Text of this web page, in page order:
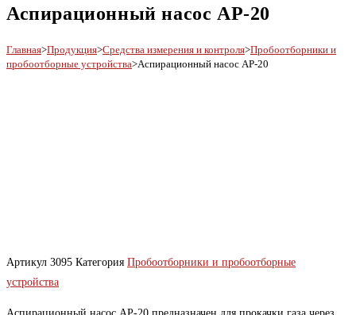
Аспирационный насос АР-20
Главная>Продукция>Средства измерения и контроля>Пробоотборники и
пробоотборные устройства>Аспирационный насос АР-20
Артикул 3095 Категория Пробоотборники и пробоотборные
устройства